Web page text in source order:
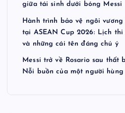
giữa tái sinh dưới bóng Messi
Hành trình bảo vệ ngôi
tại ASEAN Cup 2026: Lịch thi
và những cái tên đáng chú ý
Messi trở về Rosario sau thất
Nỗi buồn của một người